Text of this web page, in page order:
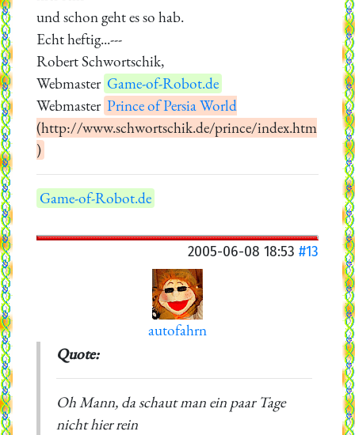
und schon geht es so hab.
Echt heftig...---
Robert Schwortschik,
Webmaster Game-of-Robot.de
Webmaster Prince of Persia World
(http://www.schwortschik.de/prince/index.htm
)
Game-of-Robot.de
2005-06-08 18:53 #13
autofahrn
Quote:
Oh Mann, da schaut man ein paar Tage
nicht hier rein